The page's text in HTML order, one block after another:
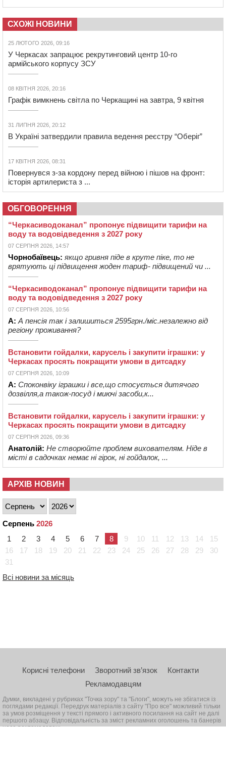
СХОЖІ НОВИНИ
25 ЛЮТОГО 2026, 09:16
У Черкасах запрацює рекрутинговий центр 10-го
армійського корпусу ЗСУ
08 КВІТНЯ 2026, 20:16
Графік вимкнень світла по Черкащині на завтра, 9 квітня
31 ЛИПНЯ 2026, 20:12
В Україні затвердили правила ведення реєстру “Оберіг”
17 КВІТНЯ 2026, 08:31
Повернувся з-за кордону перед війною і пішов на фронт:
історія артилериста з ...
ОБГОВОРЕННЯ
“Черкасиводоканал” пропонує підвищити тарифи на
воду та водовідведення з 2027 року
07 СЕРПНЯ 2026, 14:57
Чорнобаївець: якщо гривня піде в круте піке, то не
врятують ці підвищення жоден тариф- підвищений чи ...
“Черкасиводоканал” пропонує підвищити тарифи на
воду та водовідведення з 2027 року
07 СЕРПНЯ 2026, 10:56
А: А пенсія так і залишиться 2595грн./міс.незалежно від
регіону проживання?
Встановити гойдалки, карусель і закупити іграшки: у
Черкасах просять покращити умови в дитсадку
07 СЕРПНЯ 2026, 10:09
А: Споконвіку іграшки і все,що стосується дитячого
дозвілля,а також-посуд і миючі засоби,к...
Встановити гойдалки, карусель і закупити іграшки: у
Черкасах просять покращити умови в дитсадку
07 СЕРПНЯ 2026, 09:36
Анатолій: Не створюйте проблем вихователям. Ніде в
місті в садочках немає ні гірок, ні гойдалок, ...
АРХІВ НОВИН
Серпень 2026
1
2 3 4 5 6 7 8 9 10 11 12 13 14
15
16
17 18 19 20 21 22 23 24 25 26 27 28 29
30
31
Всі новини за місяць
Корисні телефони Зворотний зв’язок
Контакти
Рекламодавцям
Думки, викладені у рубриках "Точка зору" та "Блоги", можуть не збігатися із
поглядами редакції. Передрук матеріалів з сайту "Про все" можливий тільки
за умов розміщення у тексті прямого і активного посилання на сайт не далі
першого абзацу. Відповідальність за зміст рекламних оголошень та банерів
несе рекламодавець